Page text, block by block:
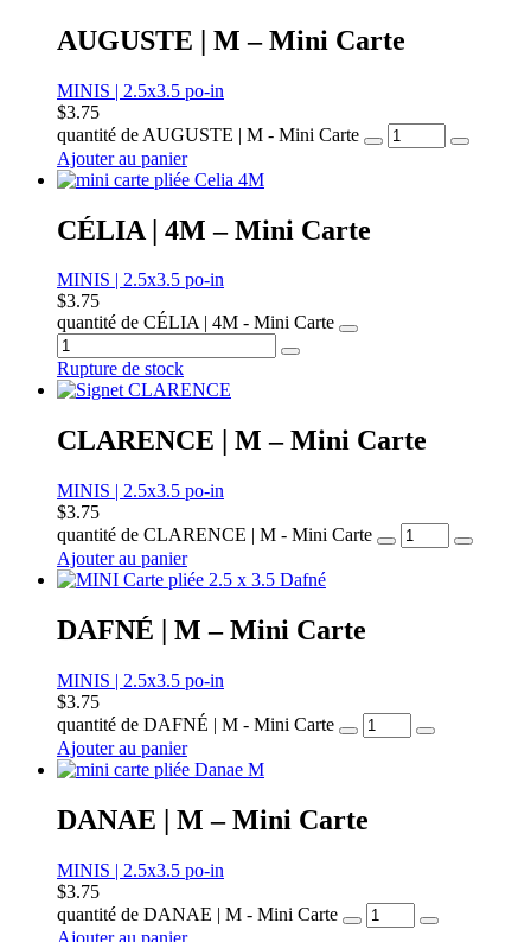
AUGUSTE | M – Mini Carte
MINIS | 2.5x3.5 po-in
$3.75
quantité de AUGUSTE | M - Mini Carte
Ajouter au panier
CÉLIA | 4M – Mini Carte
MINIS | 2.5x3.5 po-in
$3.75
quantité de CÉLIA | 4M - Mini Carte
Rupture de stock
CLARENCE | M – Mini Carte
MINIS | 2.5x3.5 po-in
$3.75
quantité de CLARENCE | M - Mini Carte
Ajouter au panier
DAFNÉ | M – Mini Carte
MINIS | 2.5x3.5 po-in
$3.75
quantité de DAFNÉ | M - Mini Carte
Ajouter au panier
DANAE | M – Mini Carte
MINIS | 2.5x3.5 po-in
$3.75
quantité de DANAE | M - Mini Carte
Ajouter au panier